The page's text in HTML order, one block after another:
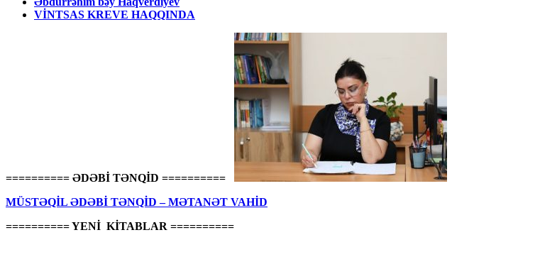
VİNTSAS KREVE HAQQINDA
========== ƏDƏBİ TƏNQİD ==========
MÜSTƏQİL ƏDƏBİ TƏNQİD – MƏTANƏT VAHİD
========== YENİ KİTABLAR ==========